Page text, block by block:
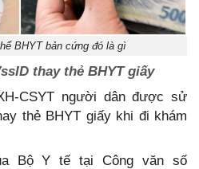
BHYT bản cứng đó là gì
thay thẻ BHYT giấy
CSYT người dân được sử
thẻ BHYT giấy khi đi khám
Bộ Y tế tại Công văn số